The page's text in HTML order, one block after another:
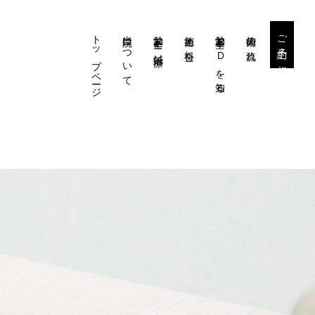
トップページ 当院について 勃起不全と鍼治療 施術と料金 勃起不全・EDを知る 施術の流れ ご予約・ご相談